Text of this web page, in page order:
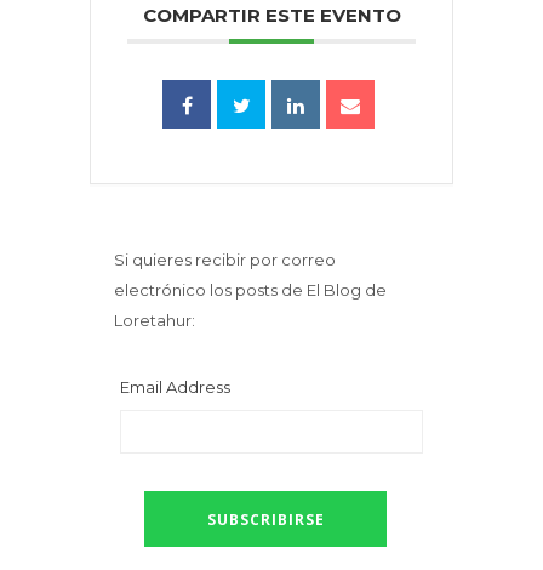
COMPARTIR ESTE EVENTO
Si quieres recibir por correo
electrónico los posts de El Blog de
Loretahur:
Email Address